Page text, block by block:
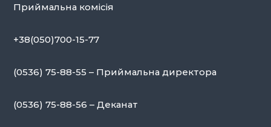
Приймальна комісія
+38(050)700-15-77
(0536) 75-88-55 – Приймальна директора
(0536) 75-88-56 – Деканат